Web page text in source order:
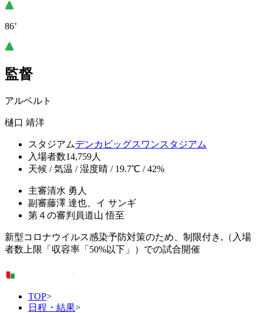
86’
監督
アルベルト
樋口 靖洋
スタジアムデンカビッグスワンスタジアム
入場者数14,759人
天候 / 気温 / 湿度晴 / 19.7℃ / 42%
主審清水 勇人
副審藤澤 達也、イ サンギ
第４の審判員道山 悟至
新型コロナウイルス感染予防対策のため、制限付き,（入場
者数上限「収容率「50%以下」）での試合開催
TOP>
日程・結果>